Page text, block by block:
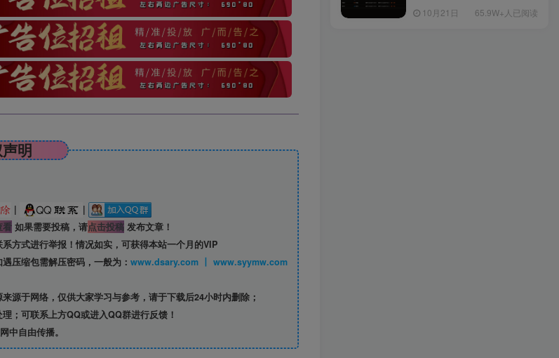
明
|
|
看如果需要投稿，请点击投稿发布文章！
方式进行举报！情况如实，可获得本站一个月的VIP
压缩包需解压密码，一般为：
www.dsary.com 丨 www.syymw.com
源于网络，仅供大家学习与参考，请于下载后24小时内删除；
；可联系上方QQ或进入QQ群进行反馈！
中自由传播。
10月21日 65.9W+人已阅读